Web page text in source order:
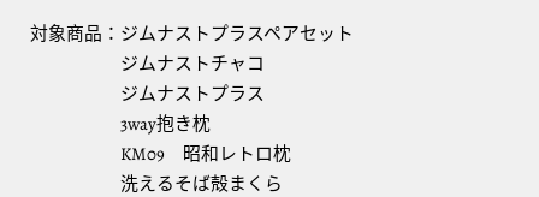
対象商品：ジムナストプラスペアセット
ジムナストチャコ
ジムナストプラス
3way抱き枕
KM09 昭和レトロ枕
洗えるそば殻まくら